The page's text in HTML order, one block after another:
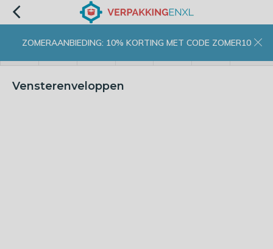
ZOMERAANBIEDING: 10% KORTING MET CODE ZOMER10
Vensterenveloppen